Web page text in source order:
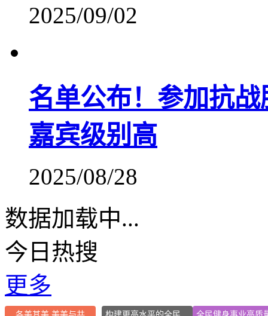
2025/09/02
名单公布！参加抗
嘉宾级别高
2025/08/28
数据加载中...
今日热搜
更多